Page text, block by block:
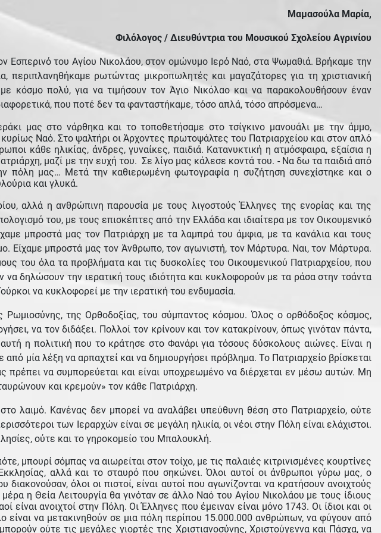
Μαμασούλα Μαρία,
Φιλόλογος / Διευθύντρια του Μουσικού Σχολείου Αγρινίου
Εσπερινό του Αγίου Νικολάου, στον ομώνυμο Ιερό Ναό, στα Ψωμαθιά. Βρήκαμε την
ρωτώντας μικροπωλητές και μαγαζάτορες για τη χριστιανική
κόσμο πολύ, για να τιμήσουν τον Άγιο Νικόλαο και να παρακολουθήσουν έναν
που ποτέ δεν τα φανταστήκαμε, τόσο απλά, τόσο απρόσμενα…
μας στο νάρθηκα και το τοποθετήσαμε στο τσίγκινο μανουάλι με την άμμο,
Ναό. Στο ψαλτήρι οι Άρχοντες πρωτοψάλτες του Πατριαρχείου και στον απλό
κάθε ηλικίας, άνδρες, γυναίκες, παιδιά. Κατανυκτική η ατμόσφαιρα, εξαίσια η
μαζί με την ευχή του. Σε λίγο μας κάλεσε κοντά του. - Να δω τα παιδιά από
πόλη μας… Μετά την καθιερωμένη φωτογραφία η συζήτηση συνεχίστηκε και ο
κουλούρια και γλυκά.
αλλά η ανθρώπινη παρουσία με τους λιγοστούς Έλληνες της ενορίας και της
του, με τους επισκέπτες από την Ελλάδα και ιδιαίτερα με τον Οικουμενικό
μπροστά μας τον Πατριάρχη με τα λαμπρά του άμφια, με τα κανάλια και τους
Είχαμε μπροστά μας τον Άνθρωπο, τον αγωνιστή, τον Μάρτυρα. Ναι, τον Μάρτυρα.
του όλα τα προβλήματα και τις δυσκολίες του Οικουμενικού Πατριαρχείου, που
δηλώσουν την ιερατική τους ιδιότητα και κυκλοφορούν με τα ράσα στην τσάντα
να κυκλοφορεί με την ιερατική του ενδυμασία.
της Ορθοδοξίας, του σύμπαντος κόσμου. Όλος ο ορθόδοξος κόσμος,
να τον διδάξει. Πολλοί τον κρίνουν και τον κατακρίνουν, όπως γινόταν πάντα,
η πολιτική που το κράτησε στο Φανάρι για τόσους δύσκολους αιώνες. Είναι η
μία λέξη να αρπαχτεί και να δημιουργήσει πρόβλημα. Το Πατριαρχείο βρίσκεται
πρέπει να συμπορεύεται και είναι υποχρεωμένο να διέρχεται εν μέσω αυτών. Μη
και κρεμούν» τον κάθε Πατριάρχη.
λαιμό. Κανένας δεν μπορεί να αναλάβει υπεύθυνη θέση στο Πατριαρχείο, ούτε
των Ιεραρχών είναι σε μεγάλη ηλικία, οι νέοι στην Πόλη είναι ελάχιστοι.
ούτε και το γηροκομείο του Μπαλουκλή.
μπουρί σόμπας να αιωρείται στον τοίχο, με τις παλαιές κιτρινισμένες κουρτίνες
αλλά και το σταυρό που σηκώνει. Όλοι αυτοί οι άνθρωποι γύρω μας, ο
διακονούσαν, όλοι οι πιστοί, είναι αυτοί που αγωνίζονται να κρατήσουν ανοιχτούς
η Θεία Λειτουργία θα γινόταν σε άλλο Ναό του Αγίου Νικολάου με τους ίδιους
ανοιχτοί στην Πόλη. Οι Έλληνες που έμειναν είναι μόνο 1743. Οι ίδιοι και οι
είναι να μετακινηθούν σε μια πόλη περίπου 15.000.000 ανθρώπων, να φύγουν από
ούτε τις μεγάλες γιορτές της Χριστιανοσύνης, Χριστούγεννα και Πάσχα, να